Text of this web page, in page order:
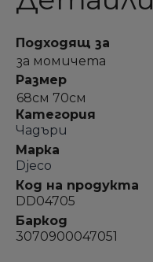
Подходящ за
за момичета
Размер
68см 70см
Категория
Чадъри
Марка
Djeco
Код на продукта
DD04705
Баркод
3070900047051